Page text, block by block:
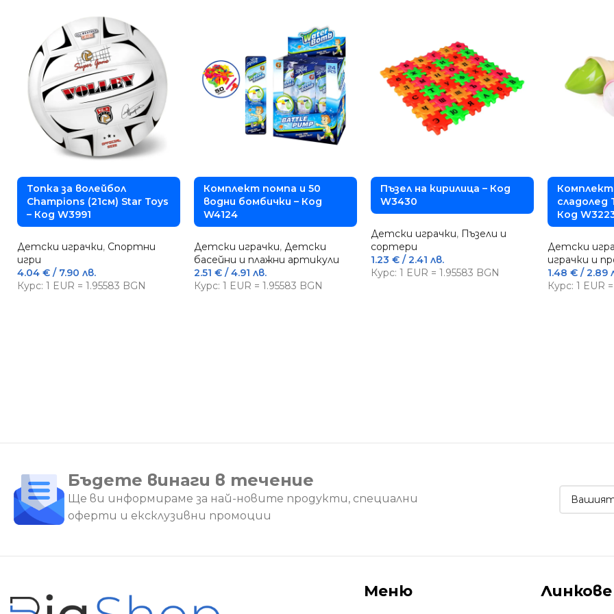
Топка за волейбол
Champions (21см) Star Toys
– Код W3991
Детски играчки, Спортни
игри
4.04 € / 7.90 лв.
Курс: 1 EUR = 1.95583 BGN
Комплект помпа и 50
водни бомбички – Код
W4124
Детски играчки, Детски
басейни и плажни артикули
2.51 € / 4.91 лв.
Курс: 1 EUR = 1.95583 BGN
Пъзел на кирилица – Код
W3430
Детски играчки, Пъзели и
сортери
1.23 € / 2.41 лв.
Курс: 1 EUR = 1.95583 BGN
Комплект
сладолед
Код
Детски
играчки и
1.48 € / 2.89
Курс: 1 EUR
Бъдете винаги в течение
Ще ви информираме за най-новите продукти, специални
оферти и ексклузивни промоции
Меню Линкове